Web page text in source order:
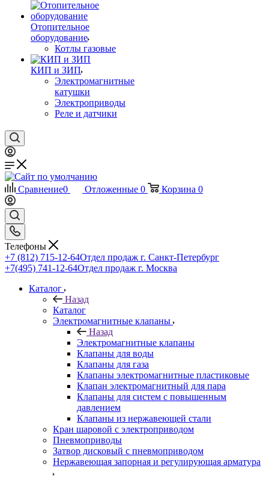
Отопительное
оборудование
Котлы газовые
КИП и ЗИП
Электромагнитные
катушки
Электроприводы
Реле и датчики
Сравнение0 Отложенные 0 Корзина 0
Телефоны
+7 (812) 715-12-64Отдел продаж г. Санкт-Петербург
+7(495) 741-12-64Отдел продаж г. Москва
Каталог
Назад
Каталог
Электромагнитные клапаны
Назад
Электромагнитные клапаны
Клапаны для воды
Клапаны для газа
Клапаны электромагнитные пластиковые
Клапан электромагнитный для пара
Клапаны для систем с повышенным
давлением
Клапаны из нержавеющей стали
Кран шаровой с электроприводом
Пневмоприводы
Затвор дисковый с пневмоприводом
Нержавеющая запорная и регулирующая арматура